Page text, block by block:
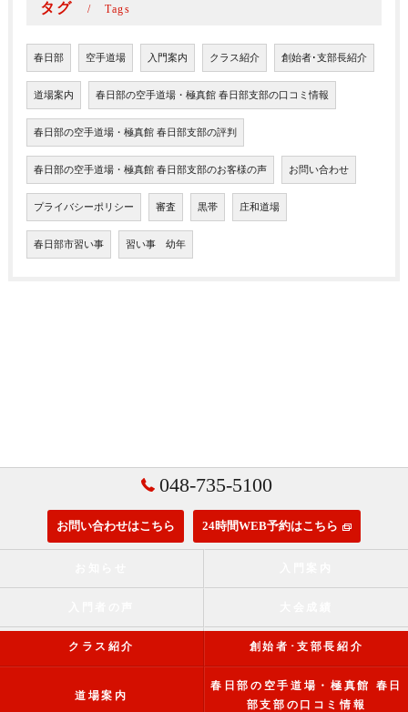
タグ Tags
春日部 空手道場 入門案内 クラス紹介 創始者･支部長紹介
道場案内 春日部の空手道場・極真館 春日部支部の口コミ情報
春日部の空手道場・極真館 春日部支部の評判
春日部の空手道場・極真館 春日部支部のお客様の声 お問い合わせ
プライバシーポリシー 審査 黒帯 庄和道場
春日部市習い事 習い事 幼年
048-735-5100
お問い合わせはこちら 24時間WEB予約はこちら
クラス紹介 創始者･支部長紹介
道場案内
春日部の空手道場・極真館 春日
部支部の口コミ情報